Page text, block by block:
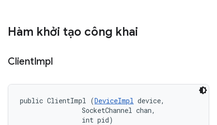
Hàm khởi tạo công khai
ClientImpl
public ClientImpl (DeviceImpl device,
                SocketChannel chan,
                int pid)